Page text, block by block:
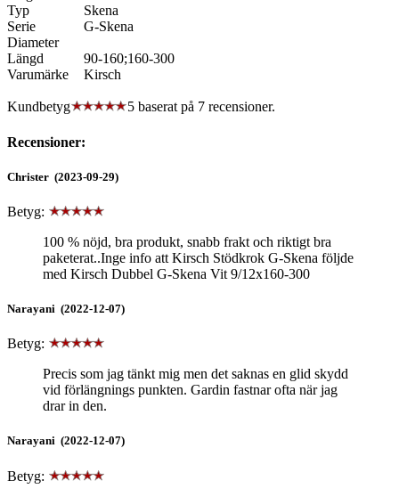
Typ
Skena
Serie
G-Skena
Diameter
Längd
90-160;160-300
Varumärke
Kirsch
Kundbetyg 5 baserat på 7 recensioner.
Recensioner:
Christer (2023-09-29)
Betyg:
100 % nöjd, bra produkt, snabb frakt och riktigt bra
paketerat..Inge info att Kirsch Stödkrok G-Skena följde
med Kirsch Dubbel G-Skena Vit 9/12x160-300
Narayani (2022-12-07)
Betyg:
Precis som jag tänkt mig men det saknas en glid skydd
vid förlängnings punkten. Gardin fastnar ofta när jag
drar in den.
Narayani (2022-12-07)
Betyg: